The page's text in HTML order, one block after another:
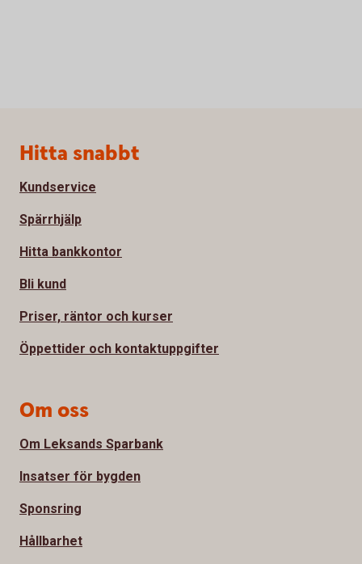
Sidfot
Hitta snabbt
Kundservice
Spärrhjälp
Hitta bankkontor
Bli kund
Priser, räntor och kurser
Öppettider och kontaktuppgifter
Om oss
Om Leksands Sparbank
Insatser för bygden
Sponsring
Hållbarhet